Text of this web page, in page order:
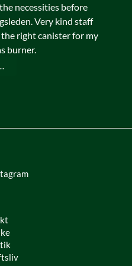
necessities before
Very kind staff
right canister for my
burner.